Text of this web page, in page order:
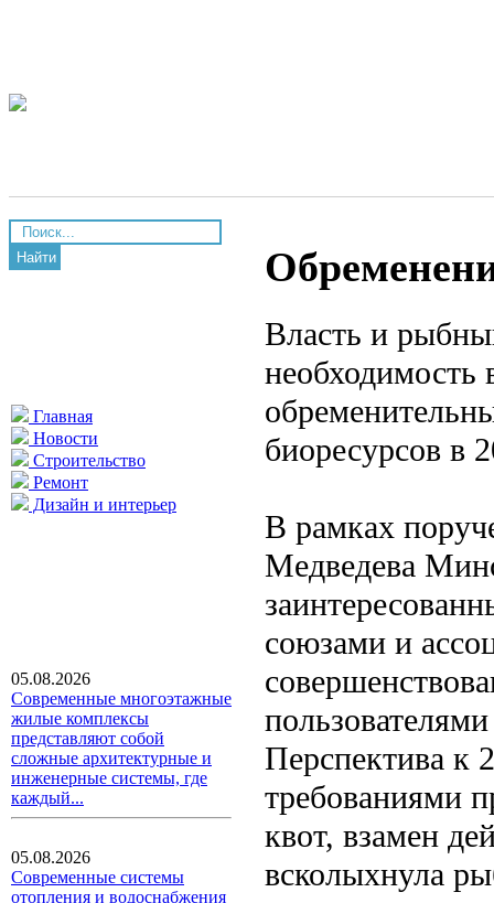
Найти
Главная
Новости
Строительство
Ремонт
Дизайн и интерьер
05.08.2026
Современные многоэтажные
жилые комплексы
представляют собой
сложные архитектурные и
инженерные системы, где
каждый...
05.08.2026
Современные системы
отопления и водоснабжения
Власть и
необходимость
биоресурсов в
В рамках
Медведева
союзами и
Перспектива к
требованиями
квот, взамен
всколыхнула